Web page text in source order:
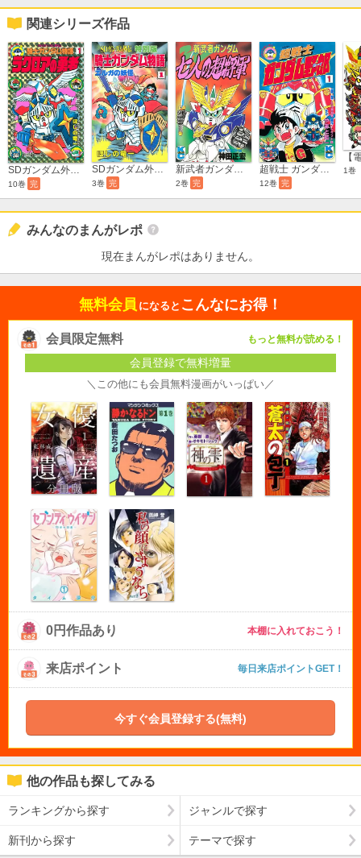
関連シリーズ作品
SDガンダム外伝 騎士ガンダム物語
10巻 完 3巻 完 2巻 完 12巻 完
1巻
みんなのまんがレポ
現在まんがレポはありません。
無料会員 になると こんなにお得！
会員限定無料 もっと無料が読める！
会員登録で無料増量
＼この他にも会員無料漫画がいっぱい／
0円作品あり 本棚に入れておこう！
来店ポイント 毎日来店ポイントGET！
今すぐ会員登録する(無料)
他の作品も探してみる
ランキングから探す ジャンルで探す
新刊から探す テーマで探す